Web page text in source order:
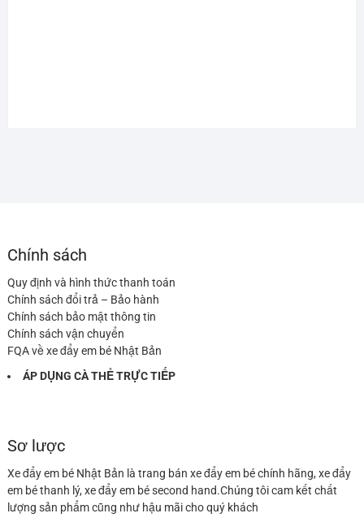
Chính sách
Quy định và hình thức thanh toán
Chính sách đổi trả – Bảo hành
Chính sách bảo mật thông tin
Chính sách vận chuyển
FQA về xe đẩy em bé Nhật Bản
ÁP DỤNG CÀ THẺ TRỰC TIẾP
Sơ lược
Xe đẩy em bé Nhật Bản là trang bán xe đẩy em bé chính hãng, xe đẩy
em bé thanh lý, xe đẩy em bé second hand.Chúng tôi cam kết chất
lượng sản phẩm cũng như hậu mãi cho quý khách